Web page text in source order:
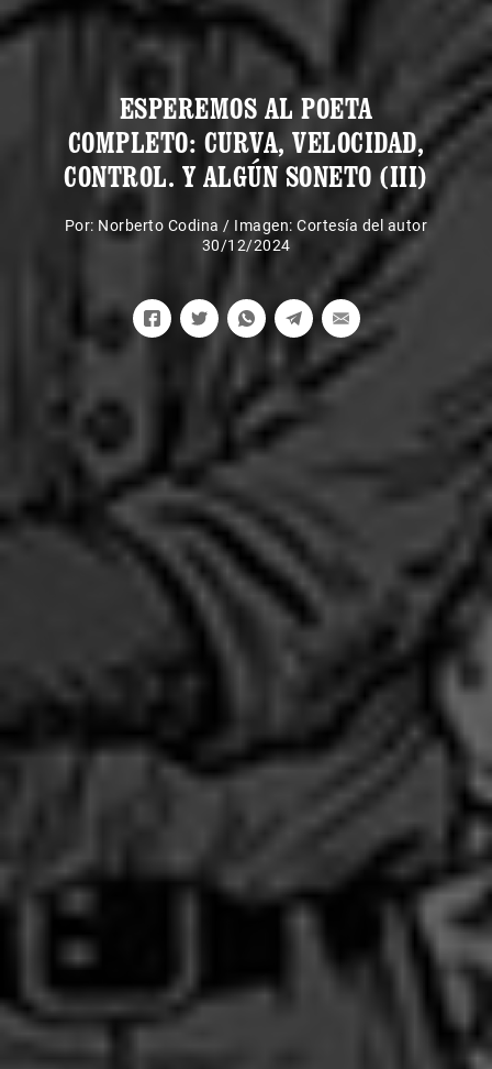
ESPEREMOS AL POETA
COMPLETO: CURVA, VELOCIDAD,
CONTROL. Y ALGÚN SONETO (III)
Por: Norberto Codina / Imagen: Cortesía del autor
30/12/2024